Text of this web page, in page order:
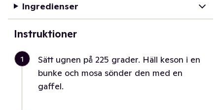
Ingredienser
Instruktioner
1
Sätt ugnen på 225 grader. Häll keson i en
bunke och mosa sönder den med en
gaffel.